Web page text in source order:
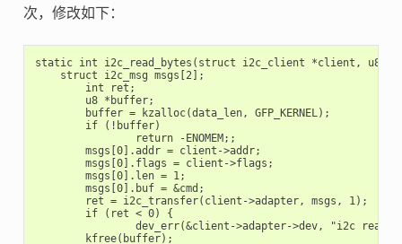
次，修改如下：
static int i2c_read_bytes(struct i2c_client *client, u8
    struct i2c_msg msgs[2];
        kfree(buffer);